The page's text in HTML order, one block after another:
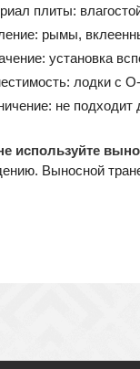
плиты:
рымы,
установка
лодки с
не
используйте
Выносной